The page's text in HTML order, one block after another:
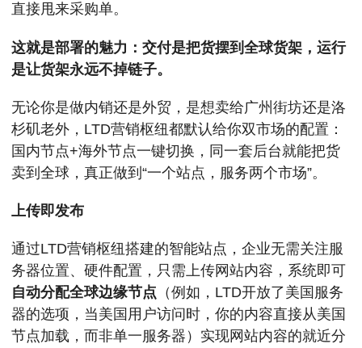
直接甩来采购单。
这就是部署的魅力：交付是把货摆到全球货架，运行
是让货架永远不掉链子。
无论你是做内销还是外贸，是想卖给广州街坊还是洛
杉矶老外，LTD营销枢纽都默认给你双市场的配置：
国内节点+海外节点一键切换，同一套后台就能把货
卖到全球，真正做到“一个站点，服务两个市场”。
上传即发布
通过LTD营销枢纽搭建的智能站点，企业无需关注服
务器位置、硬件配置，只需上传网站内容，系统即可
自动分配全球边缘节点 （例如，LTD开放了美国服务
器的选项，当美国用户访问时，你的内容直接从美国
节点加载，而非单一服务器）实现网站内容的就近分